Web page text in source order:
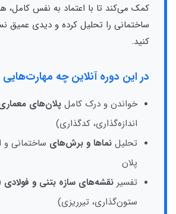
کمک می‌کند تا با اعتماد به نفس کامل،
ساختمانی را تحلیل کرده و دیدی عمیق
کنید.
در این دوره آنلاین چه
خواندن و درک کامل پلان‌های
اندازه‌گذاری، کدگذاری)
تحلیل نماها و برش‌های ساختمانی و
پلان
تفسیر نقشه‌های سازه بتنی و فولادی
ستون‌گذاری، تیرریزی)